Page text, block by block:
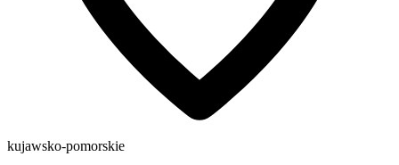
kujawsko-pomorskie